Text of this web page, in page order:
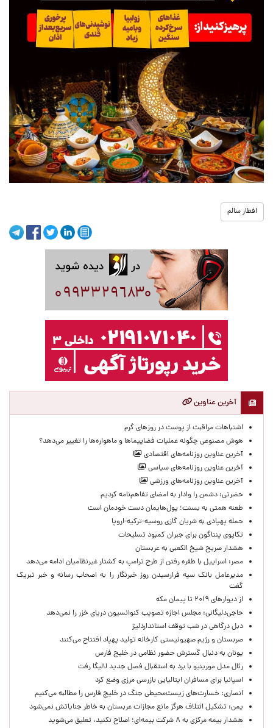
افطار سالم
آخرین عناوین
اشتباهات مراقبت از پوست در روزهای گرم
هوش مصنوعی چگونه عملیات فضاپیماها و ماهواره‌ها را تغییر می‌دهد؟
آخرین عناوین روزنامه‌های اقتصادی
آخرین عناوین روزنامه‌های سیاسی
آخرین عناوین روزنامه‌های ورزشی
حضرتی: دشمن را وادار به امضای تفاهم‌نامه کردیم
طعنه همتی به بسنت؛ پول‌هایمان دست خودمان است
حمله پهپادی به شریان گازی روسیه-ترکیه-اروپا
تکاپوی پنتاگون برای جبران کمبود تسلیحات
هشدار صریح شیخ الکعبی به عربستان
مصر: اسراییل با طفره رفتن از طرح ترامپ به کشتار غیرنظامیان ادامه می‌دهد
مدیرعامل بانک سپه فرارسیدن روز خبرنگار را به اصحاب رسانه و خبر تبریک
گفت
از دیوارهای ۲۰۱۹ تا پیمان مکه
حاجی‌دلیگانی: مجلس اجازه تصویب کنوانسیون دریای خزر را نمی‌دهد
دبل درگاهی در شب توقف استانداردلیژ
صربستان و رژیم صهیونیستی کارخانه تولید پهپاد افتتاح می‌کنند
یونان به دنبال گسترش حضور نظامی در خلیج فارس
رئال مدل مورینیو با برد به استقبال فصل جدید لالیگا رفت
اسپانیا برای مسافران ایتالیایی بازرسی مرزی وضع کرد
انصاری: خسارت‌های زیست‌محیطی جنگ در خلیج فارس را مطالبه‌ می‌کنیم
یمن: تشکیل ائتلاف هرگز مانع مجازات عربستان به خاطر جنایاتش نمی‌شود
هشدار بیمه مرکزی به ۸ شرکت بیمه‌ای؛ اصلاح نکنید، تعلیق می‌شوید